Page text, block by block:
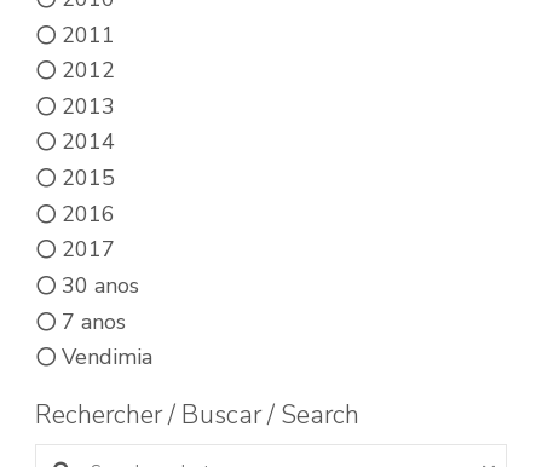
2011
2012
2013
2014
2015
2016
2017
30 anos
7 anos
Vendimia
Rechercher / Buscar / Search
Buscar productos: